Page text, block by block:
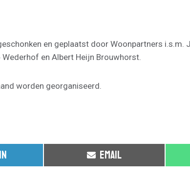
en geplaatst door Woonpartners i.s.m.
en Albert Heijn Brouwhorst.
worden georganiseerd.
S
H
EMAIL